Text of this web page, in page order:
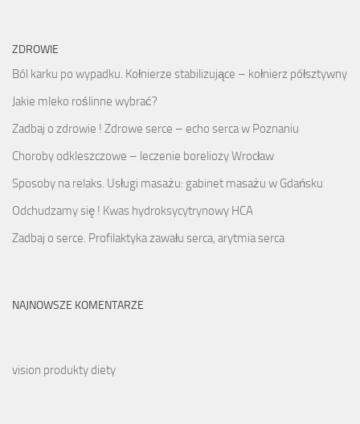
ZDROWIE
Ból karku po wypadku. Kołnierze stabilizujące – kołnierz półsztywny
Jakie mleko roślinne wybrać?
Zadbaj o zdrowie ! Zdrowe serce – echo serca w Poznaniu
Choroby odkleszczowe – leczenie boreliozy Wrocław
Sposoby na relaks. Usługi masażu: gabinet masażu w Gdańsku
Odchudzamy się ! Kwas hydroksycytrynowy HCA
Zadbaj o serce. Profilaktyka zawału serca, arytmia serca
NAJNOWSZE KOMENTARZE
vision produkty diety